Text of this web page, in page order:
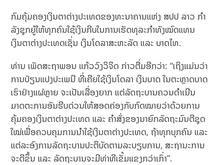
ກົມຄຸ້ມຄອງເງິນຕາຕ່າງປະເທດຂອງທະນາຄານແຫ່ງ ສປປ ລາວ ກໍາ
ລັງຊຸກຍູ້ໃຫ້ທຸກຄົນໃຊ້ເງິນກີບໃນການເຮັດທຸລະກໍາທັງໝົດແທນ
ເງິນຕາຕ່າງປະເທດເຊັ່ນ ເງິນໂດລາສະຫະລັດ ແລະ ບາດໄທ.
ທ່ານ ເພັດສະຖາພອນ ແກ້ວວົງວິຈິດ ກ່າວຕື່ມອີກວ່າ: “ເຖິງແມ່ນວ່າ
ການປ່ຽນແປງປະເພນີ ທີ່ເຄີຍໃຊ້ເງິນໂດລາ ເງິນບາດ ໃນຕະຫຼາດບາດ
ເຮົາຢ່າງແຜ່ຫຼາຍ ຈະເປັນເລື່ອງຍາກ ແຕ່ລັດຖະບານ​ຄວນ​ດຳ​ເນີນ​
ມາດ​ຕະການ​ອັນ​ຮີບ​ດ່ວນ​ໃຫ້​ສອດຄ່ອງ​ກັບ​ກົດໝາຍ​ວ່າ​ດ້ວຍ​ການ​
ຄຸ້ມ​ຄອງ​ເງິນຕາ​ຕ່າງປະ​ເທດ ​ແລະ ​ຄຳ​ສັ່ງ​ຂອງ​ນາຍົກລັດຖະມົນຕີຊຸດ​
ໃໝ່​ເພື່ອ​ຄວບ​ຄຸມ​ການ​ນຳ​ໃຊ້​ເງິນຕາ​ຕ່າງປະ​ເທດ, ຖ້າ​ທຸກ​ບຸກຄົນ ​ແລະ
​ແຕ່ລະ​ອົງການ​ລັດຖະບານ​ປະຕິບັດ​ຕາມ​ລະບຽບ​ການ, ສະຖານະ​ການ​
ຈະ​ດີ​ຂຶ້ນ ​ແລະ ລັດຖະບານ​ຈະ​ມີ​ທ່າ​ທີ​ເຂັ້ມ​ແຂງ​ກວ່າ​ເກົ່າ”.